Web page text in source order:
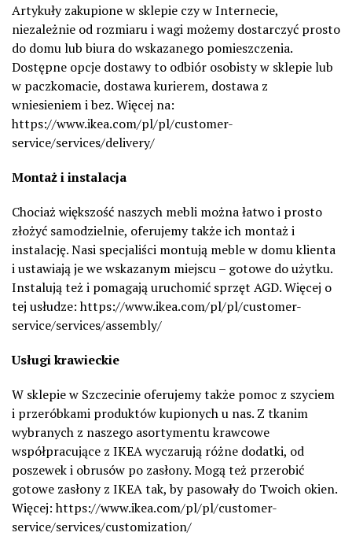
Artykuły zakupione w sklepie czy w Internecie,
niezależnie od rozmiaru i wagi możemy dostarczyć prosto
do domu lub biura do wskazanego pomieszczenia.
Dostępne opcje dostawy to odbiór osobisty w sklepie lub
w paczkomacie, dostawa kurierem, dostawa z
wniesieniem i bez. Więcej na:
https://www.ikea.com/pl/pl/customer-
service/services/delivery/
Montaż i instalacja
Chociaż większość naszych mebli można łatwo i prosto
złożyć samodzielnie, oferujemy także ich montaż i
instalację. Nasi specjaliści montują meble w domu klienta
i ustawiają je we wskazanym miejscu – gotowe do użytku.
Instalują też i pomagają uruchomić sprzęt AGD. Więcej o
tej usłudze: https://www.ikea.com/pl/pl/customer-
service/services/assembly/
Usługi krawieckie
W sklepie w Szczecinie oferujemy także pomoc z szyciem
i przeróbkami produktów kupionych u nas. Z tkanim
wybranych z naszego asortymentu krawcowe
współpracujące z IKEA wyczarują różne dodatki, od
poszewek i obrusów po zasłony. Mogą też przerobić
gotowe zasłony z IKEA tak, by pasowały do Twoich okien.
Więcej: https://www.ikea.com/pl/pl/customer-
service/services/customization/